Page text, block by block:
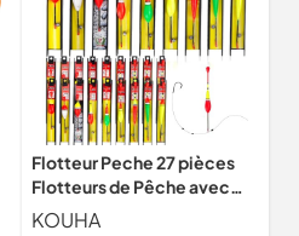
Flotteur Peche 27 pièces
Flotteurs de Pêche avec
Plomb, Ligne de Pêche et
KOUHA